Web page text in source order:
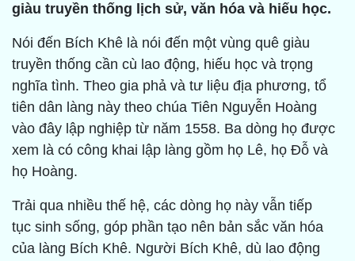
giàu truyền thống lịch sử, văn hóa và hiếu học.
Nói đến Bích Khê là nói đến một vùng quê giàu
truyền thống cần cù lao động, hiếu học và trọng
nghĩa tình. Theo gia phả và tư liệu địa phương, tổ
tiên dân làng này theo chúa Tiên Nguyễn Hoàng
vào đây lập nghiệp từ năm 1558. Ba dòng họ được
xem là có công khai lập làng gồm họ Lê, họ Đỗ và
họ Hoàng.
Trải qua nhiều thế hệ, các dòng họ này vẫn tiếp
tục sinh sống, góp phần tạo nên bản sắc văn hóa
của làng Bích Khê. Người Bích Khê, dù lao động